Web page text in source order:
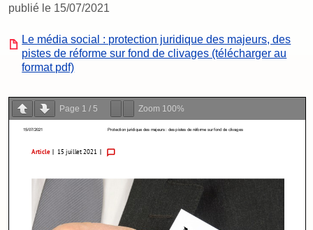
publié le 15/07/2021
Le média social : protection juridique des majeurs, des
pistes de réforme sur fond de clivages (télécharger au
format pdf)
Page 1 / 5 Zoom 100%